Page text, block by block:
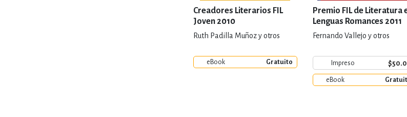
FILOSOFÍA Y RELIGIÓN
INFANTILES, JUVENILES Y DIDÁCTICOS
Creadores Literarios FIL
Joven 2010
Ruth Padilla Muñoz y otros
eBook Gratuito
Premio FIL de Literatura
Lenguas Romances 2011
Fernando Vallejo y otros
Impreso
eBook